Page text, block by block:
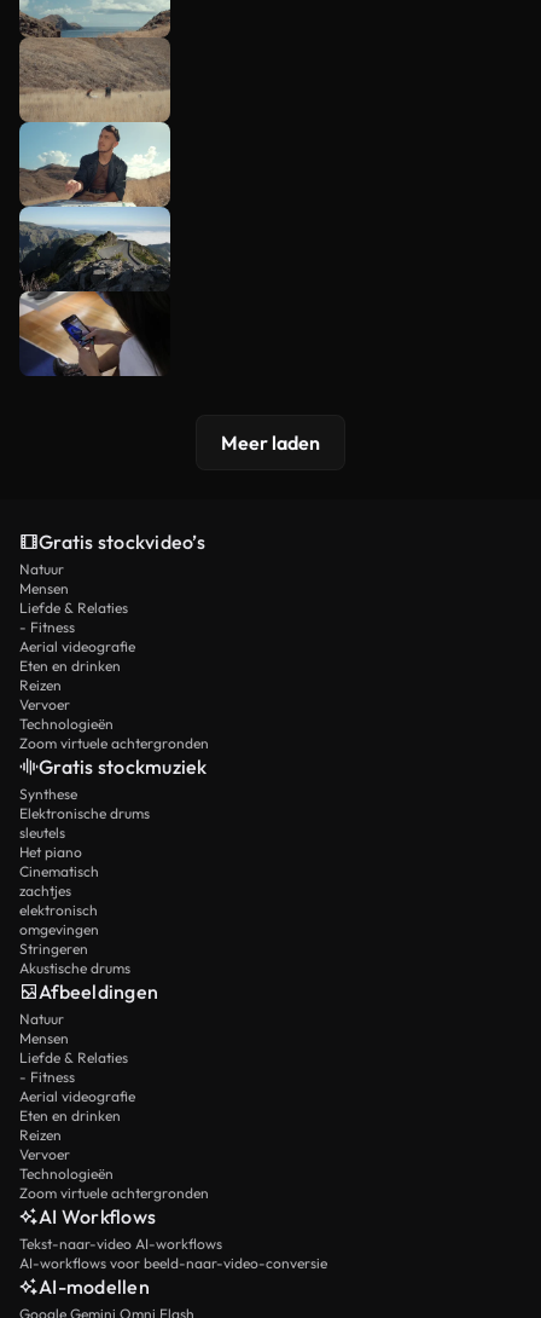
Meer laden
Gratis stockvideo’s
Natuur
Mensen
Liefde & Relaties
- Fitness
Aerial videografie
Eten en drinken
Reizen
Vervoer
Technologieën
Zoom virtuele achtergronden
Gratis stockmuziek
Synthese
Elektronische drums
sleutels
Het piano
Cinematisch
zachtjes
elektronisch
omgevingen
Stringeren
Akustische drums
Afbeeldingen
Natuur
Mensen
Liefde & Relaties
- Fitness
Aerial videografie
Eten en drinken
Reizen
Vervoer
Technologieën
Zoom virtuele achtergronden
AI Workflows
Tekst-naar-video AI-workflows
AI-workflows voor beeld-naar-video-conversie
AI-modellen
Google Gemini Omni Flash